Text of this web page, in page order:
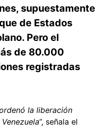
supuestamente
de Estados
Pero el
de 80.000
registradas
la liberación
”, señala el